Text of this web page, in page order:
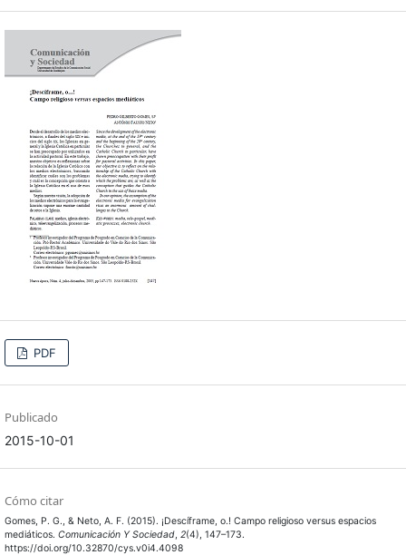
PDF
Publicado
2015-10-01
Cómo citar
Gomes, P. G., & Neto, A. F. (2015). ¡Descíframe, o.! Campo religioso versus espacios
mediáticos. Comunicación Y Sociedad, 2(4), 147–173.
https://doi.org/10.32870/cys.v0i4.4098